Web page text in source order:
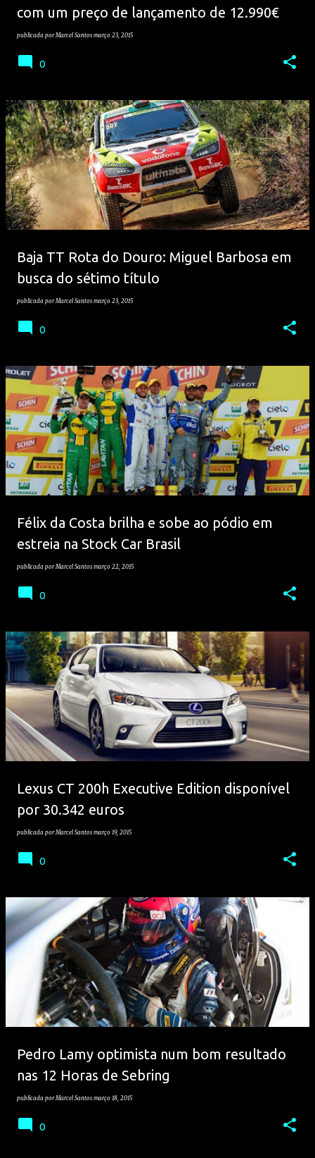
com um preço de lançamento de 12.990€
publicada porMarcel Santos março 23, 2015
0
Baja TT Rota do Douro: Miguel Barbosa em
busca do sétimo título
publicada porMarcel Santos março 23, 2015
0
Félix da Costa brilha e sobe ao pódio em
estreia na Stock Car Brasil
publicada porMarcel Santos março 22, 2015
0
Lexus CT 200h Executive Edition disponível
por 30.342 euros
publicada porMarcel Santos março 19, 2015
0
Pedro Lamy optimista num bom resultado
nas 12 Horas de Sebring
publicada porMarcel Santos março 18, 2015
0